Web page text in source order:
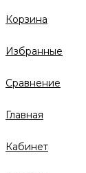
Корзина
Избранные
Сравнение
Главная
Кабинет